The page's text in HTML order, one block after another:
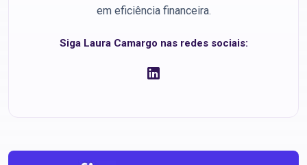
em eficiência financeira.
Siga Laura Camargo nas redes sociais: